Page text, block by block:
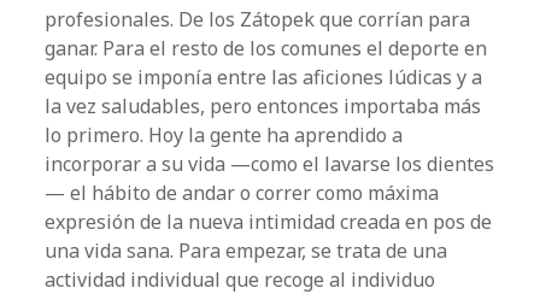
profesionales. De los Zátopek que corrían para
ganar. Para el resto de los comunes el deporte en
equipo se imponía entre las aficiones lúdicas y a
la vez saludables, pero entonces importaba más
lo primero. Hoy la gente ha aprendido a
incorporar a su vida —como el lavarse los dientes
— el hábito de andar o correr como máxima
expresión de la nueva intimidad creada en pos de
una vida sana. Para empezar, se trata de una
actividad individual que recoge al individuo